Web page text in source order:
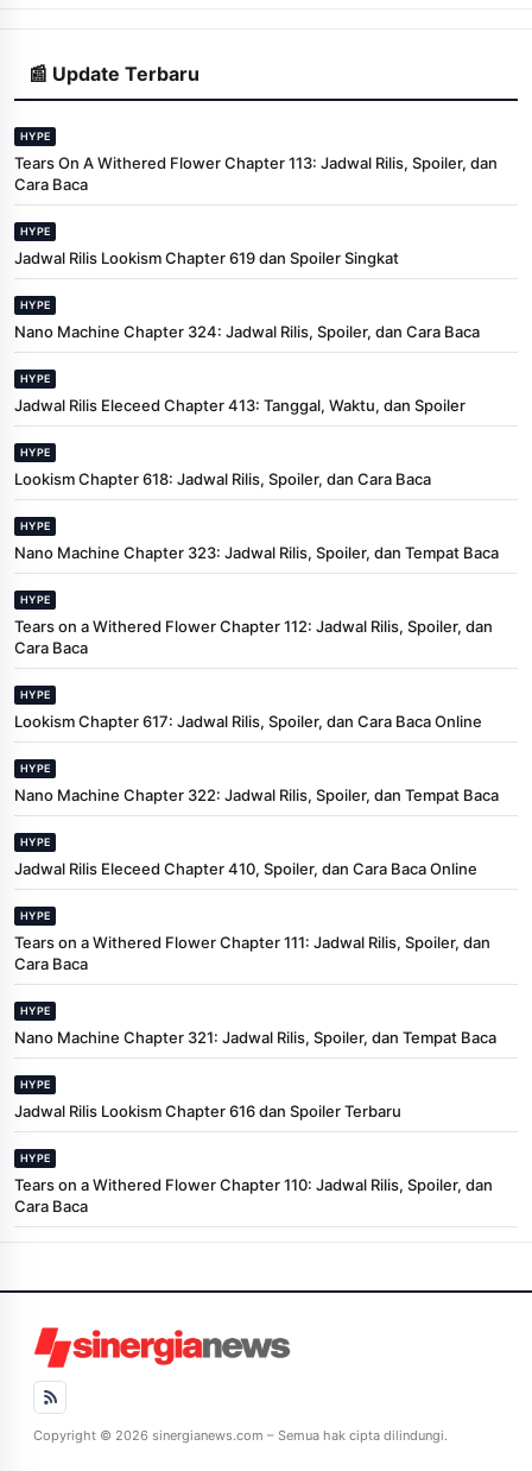
📰 Update Terbaru
HYPE
Tears On A Withered Flower Chapter 113: Jadwal Rilis, Spoiler, dan
Cara Baca
HYPE
Jadwal Rilis Lookism Chapter 619 dan Spoiler Singkat
HYPE
Nano Machine Chapter 324: Jadwal Rilis, Spoiler, dan Cara Baca
HYPE
Jadwal Rilis Eleceed Chapter 413: Tanggal, Waktu, dan Spoiler
HYPE
Lookism Chapter 618: Jadwal Rilis, Spoiler, dan Cara Baca
HYPE
Nano Machine Chapter 323: Jadwal Rilis, Spoiler, dan Tempat Baca
HYPE
Tears on a Withered Flower Chapter 112: Jadwal Rilis, Spoiler, dan
Cara Baca
HYPE
Lookism Chapter 617: Jadwal Rilis, Spoiler, dan Cara Baca Online
HYPE
Nano Machine Chapter 322: Jadwal Rilis, Spoiler, dan Tempat Baca
HYPE
Jadwal Rilis Eleceed Chapter 410, Spoiler, dan Cara Baca Online
HYPE
Tears on a Withered Flower Chapter 111: Jadwal Rilis, Spoiler, dan
Cara Baca
HYPE
Nano Machine Chapter 321: Jadwal Rilis, Spoiler, dan Tempat Baca
HYPE
Jadwal Rilis Lookism Chapter 616 dan Spoiler Terbaru
HYPE
Tears on a Withered Flower Chapter 110: Jadwal Rilis, Spoiler, dan
Cara Baca
Copyright © 2026 sinergianews.com – Semua hak cipta dilindungi.